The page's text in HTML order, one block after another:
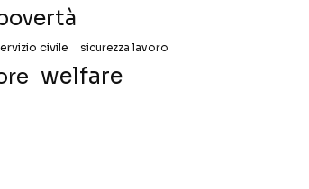
civile sicurezza lavoro
welfare